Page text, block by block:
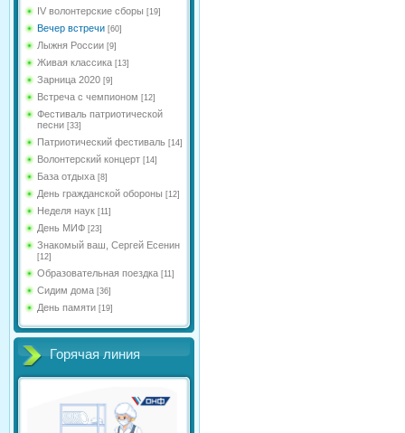
IV волонтерские сборы [19]
Вечер встречи [60]
Лыжня России [9]
Живая классика [13]
Зарница 2020 [9]
Встреча с чемпионом [12]
Фестиваль патриотической
песни [33]
Патриотический фестиваль [14]
Волонтерский концерт [14]
База отдыха [8]
День гражданской обороны [12]
Неделя наук [11]
День МИФ [23]
Знакомый ваш, Сергей Есенин
[12]
Образовательная поездка [11]
Сидим дома [36]
День памяти [19]
Горячая линия